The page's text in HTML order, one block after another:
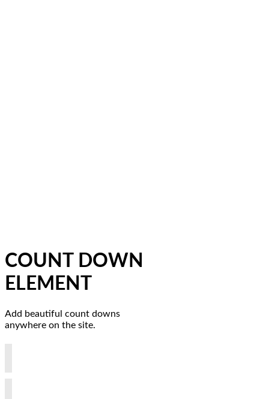
COUNT DOWN
ELEMENT
Add beautiful count downs
anywhere on the site.